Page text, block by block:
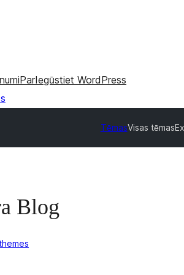
ParIegūstiet WordPress
TēmasVisas tēmas
Blog